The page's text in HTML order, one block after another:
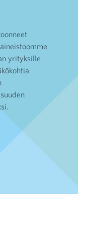
yrityksille